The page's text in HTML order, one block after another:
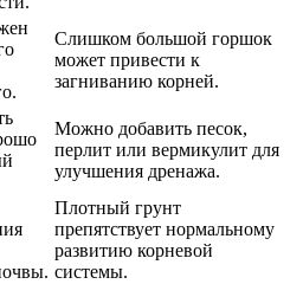
Слишком большой горшок
может привести к
загниванию корней.
Можно добавить песок,
перлит или вермикулит для
улучшения дренажа.
Плотный грунт
препятствует нормальному
развитию корневой
системы.